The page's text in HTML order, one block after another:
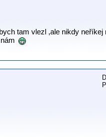
tam vlezl ,ale nikdy neříkej